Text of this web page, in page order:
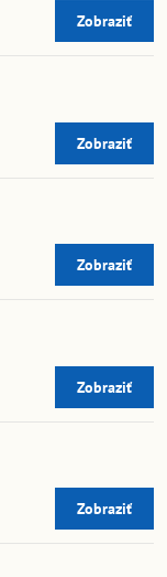
Zobraziť
Zobraziť
Zobraziť
Zobraziť
Zobraziť